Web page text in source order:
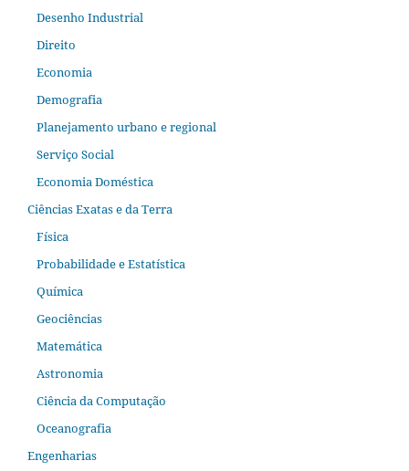
Desenho Industrial
Direito
Economia
Demografia
Planejamento urbano e regional
Serviço Social
Economia Doméstica
Ciências Exatas e da Terra
Física
Probabilidade e Estatística
Química
Geociências
Matemática
Astronomia
Ciência da Computação
Oceanografia
Engenharias